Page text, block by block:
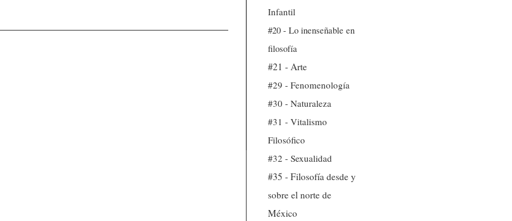
Infantil
#20 - Lo inenseñable en
filosofía
#21 - Arte
#29 - Fenomenología
#30 - Naturaleza
#31 - Vitalismo
Filosófico
#32 - Sexualidad
#35 - Filosofía desde y
sobre el norte de
México